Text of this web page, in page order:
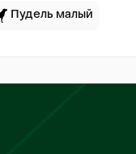
Пудель малый